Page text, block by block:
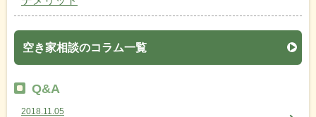
空き家相談のコラム一覧
Q&A
2018.11.05